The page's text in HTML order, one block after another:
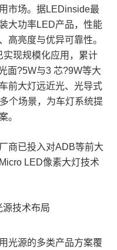
市场。据LEDinside最
大功率LED产品，性能
高亮度与优异可靠性。
现规模化应用，累计
面?5W与3 芯?9W等大
前大灯远近光、光导式
个场景，为车灯系统提
。
商已投入对ADB等前大
LED像素大灯技术
光源的多类产品方案覆